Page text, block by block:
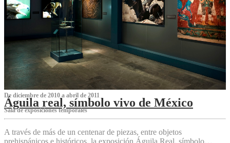
De diciembre de 2010 a abril de 2011
Águila real, símbolo vivo de México
Sala de exposiciones temporales
A través de más de un centenar de piezas, entre objetos
prehispánicos e históricos, la exposición Águila Real, símbolo…